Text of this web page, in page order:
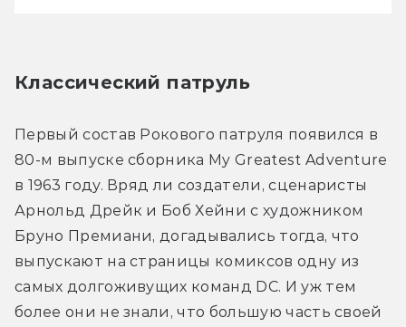
Классический патруль
Первый состав Рокового патруля появился в
80-м выпуске сборника My Greatest Adventure
в 1963 году. Вряд ли создатели, сценаристы
Арнольд Дрейк и Боб Хейни с художником
Бруно Премиани, догадывались тогда, что
выпускают на страницы комиксов одну из
самых долгоживущих команд DC. И уж тем
более они не знали, что большую часть своей